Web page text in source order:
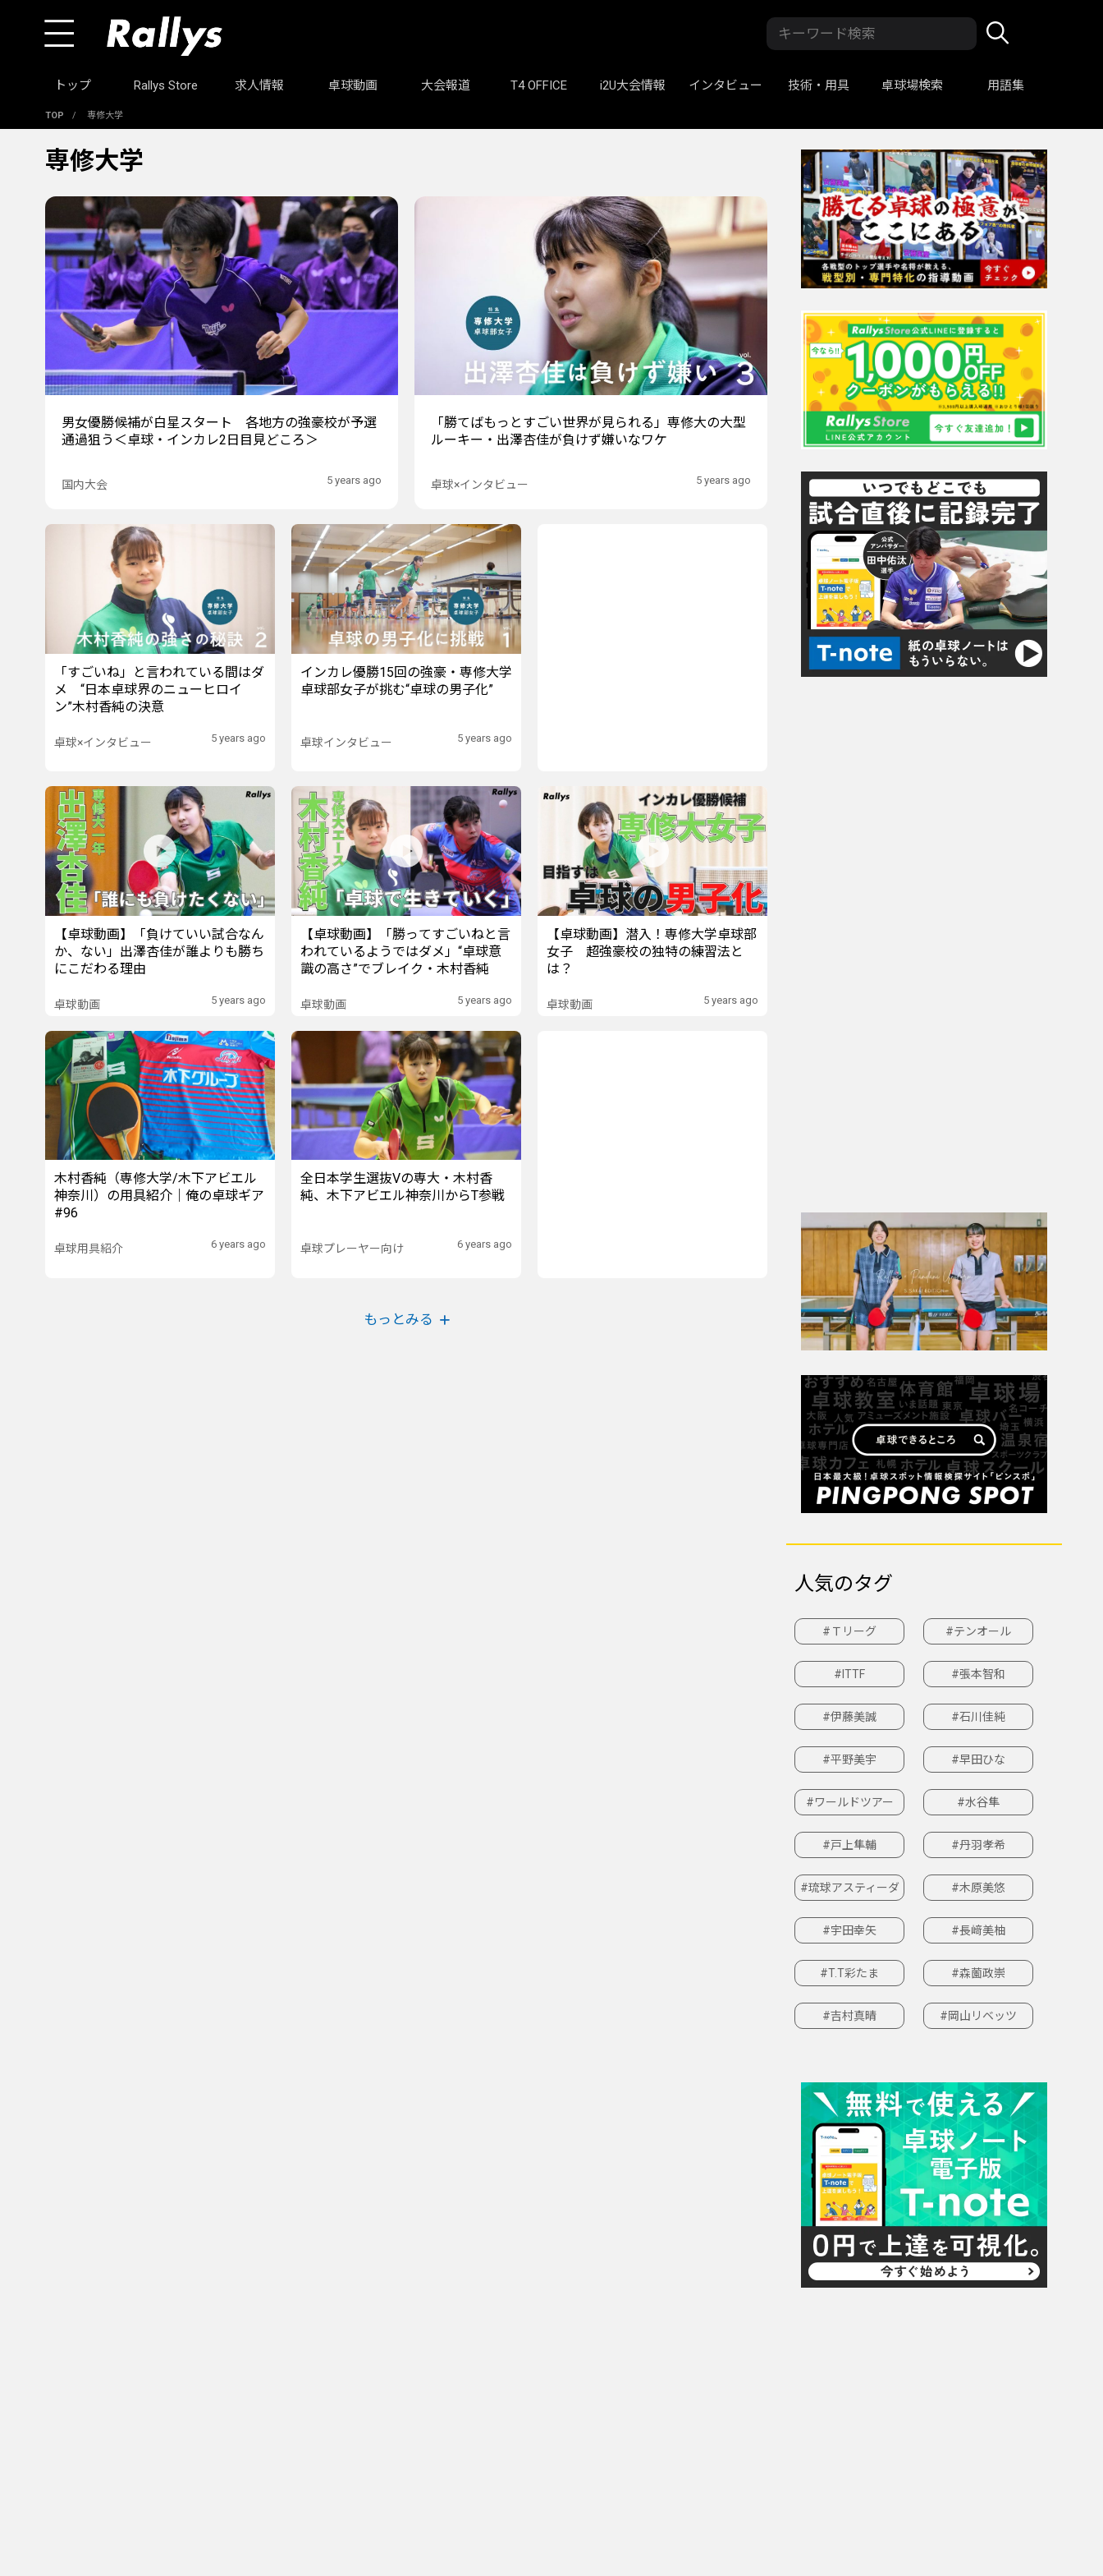
トップ Rallys Store 求人情報 卓球動画 大会報道 T4 OFFICE i2U大会情報 インタビュー 技術・用具 卓球場検索 用語集
TOP / 専修大学
専修大学
男女優勝候補が白星スタート 各地方の強豪校が予選
通過狙う＜卓球・インカレ2日目見どころ＞
国内大会 5 years ago
「勝てばもっとすごい世界が見られる」専修大の大型
ルーキー・出澤杏佳が負けず嫌いなワケ
卓球×インタビュー 5 years ago
「すごいね」と言われている間はダ
メ “日本卓球界のニューヒロイ
ン”木村香純の決意
卓球×インタビュー 5 years ago
インカレ優勝15回の強豪・専修大学
卓球部女子が挑む“卓球の男子化”
卓球インタビュー 5 years ago
【卓球動画】「負けていい試合なん
か、ない」出澤杏佳が誰よりも勝ち
にこだわる理由
卓球動画 5 years ago
【卓球動画】「勝ってすごいねと言
われているようではダメ」“卓球意
識の高さ”でブレイク・木村香純
卓球動画 5 years ago
【卓球動画】潜入！専修大学卓球部
女子 超強豪校の独特の練習法と
は？
卓球動画 5 years ago
木村香純（専修大学/木下アビエル
神奈川）の用具紹介｜俺の卓球ギア
#96
卓球用具紹介 6 years ago
全日本学生選抜Vの専大・木村香
純、木下アビエル神奈川からT参戦
卓球プレーヤー向け 6 years ago
もっとみる
人気のタグ
#Ｔリーグ #テンオール
#ITTF #張本智和
#伊藤美誠 #石川佳純
#平野美宇 #早田ひな
#ワールドツアー #水谷隼
#戸上隼輔 #丹羽孝希
#琉球アスティーダ #木原美悠
#宇田幸矢 #長﨑美柚
#T.T彩たま #森薗政崇
#吉村真晴 #岡山リベッツ